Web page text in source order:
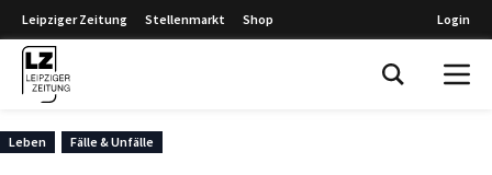
Leipziger Zeitung Stellenmarkt Shop Login
Leben Fälle & Unfälle